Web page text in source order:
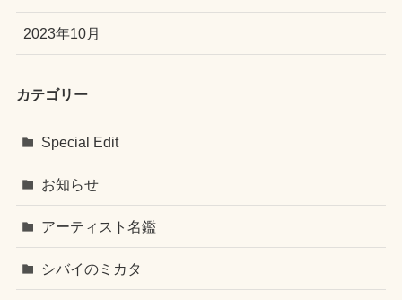
2023年10月
カテゴリー
Special Edit
お知らせ
アーティスト名鑑
シバイのミカタ